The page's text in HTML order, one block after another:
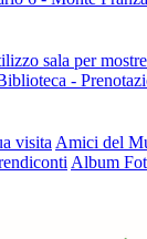
sala per
-
visita Amici del
Album